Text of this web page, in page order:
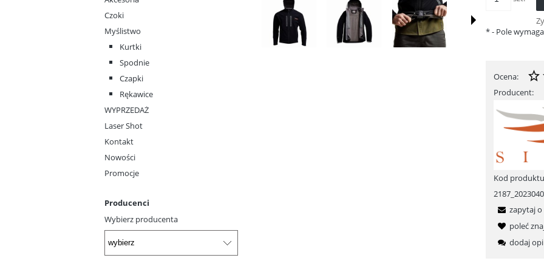
Czoki
Myślistwo
Kurtki
Spodnie
Czapki
Rękawice
WYPRZEDAŻ
Laser Shot
Kontakt
Nowości
Promocje
Producenci
Wybierz producenta
*- Pole
Ocena:
Producent:
Kod
zapytaj
poleć
dodaj